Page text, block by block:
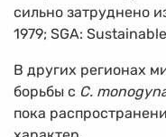
сильно затруднено
1979; SGA:
В других регионах
борьбы с C.
пока